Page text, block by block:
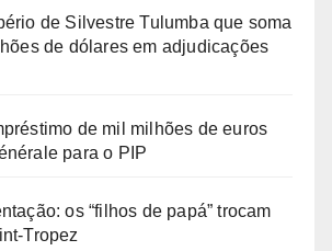
de Silvestre Tulumba que soma
de dólares em adjudicações
de mil milhões de euros
para o PIP
os “filhos de papá” trocam
Tropez